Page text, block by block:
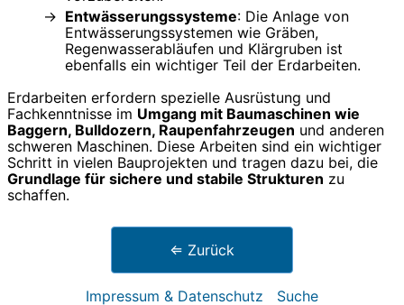
Entwässerungssysteme: Die Anlage von
Entwässerungssystemen wie Gräben,
Regenwasserabläufen und Klärgruben ist
ebenfalls ein wichtiger Teil der Erdarbeiten.
Erdarbeiten erfordern spezielle Ausrüstung und
Fachkenntnisse im Umgang mit Baumaschinen wie
Baggern, Bulldozern, Raupenfahrzeugen und anderen
schweren Maschinen. Diese Arbeiten sind ein wichtiger
Schritt in vielen Bauprojekten und tragen dazu bei, die
Grundlage für sichere und stabile Strukturen zu
schaffen.
⇐ Zurück
Impressum & Datenschutz Suche